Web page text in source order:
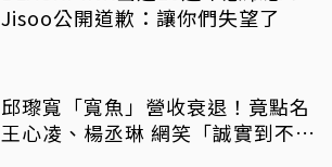
Jisoo公開道歉：讓你們失望了
邱瓈寬「寬魚」營收衰退！竟點名
王心凌、楊丞琳 網笑「誠實到不